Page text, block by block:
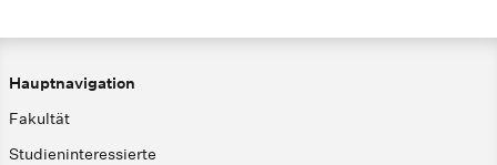
Hauptnavigation
Fakultät
Studieninteressierte